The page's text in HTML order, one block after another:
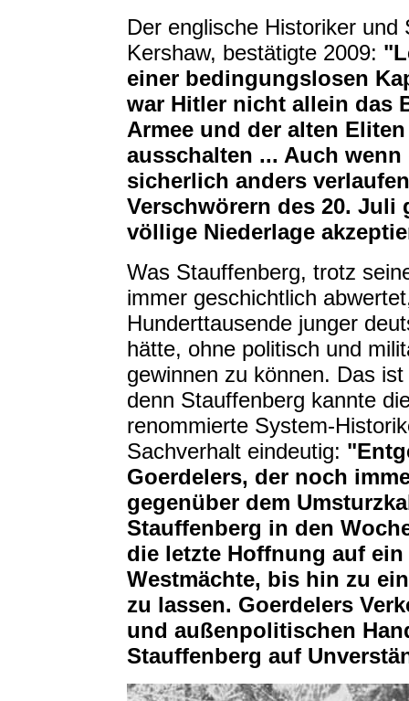
Der englische Historiker
Kershaw, bestätigte 2009:
einer bedingungslosen
war Hitler nicht allein das
Armee und der alten
ausschalten ... Auch
sicherlich anders
Verschwörern des 20. Juli
völlige Niederlage
Was Stauffenberg, trotz
immer geschichtlich
Hunderttausende junger
hätte, ohne politisch und
gewinnen zu können. Das
denn Stauffenberg kannte
renommierte System-
Sachverhalt eindeutig:
Goerdelers, der noch
gegenüber dem
Stauffenberg in den
die letzte Hoffnung auf
Westmächte, bis hin zu
zu lassen. Goerdelers
und außenpolitischen
Stauffenberg auf